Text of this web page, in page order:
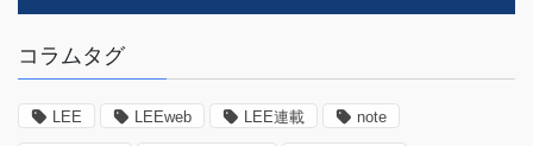
コラムタグ
LEE LEEweb LEE連載 note